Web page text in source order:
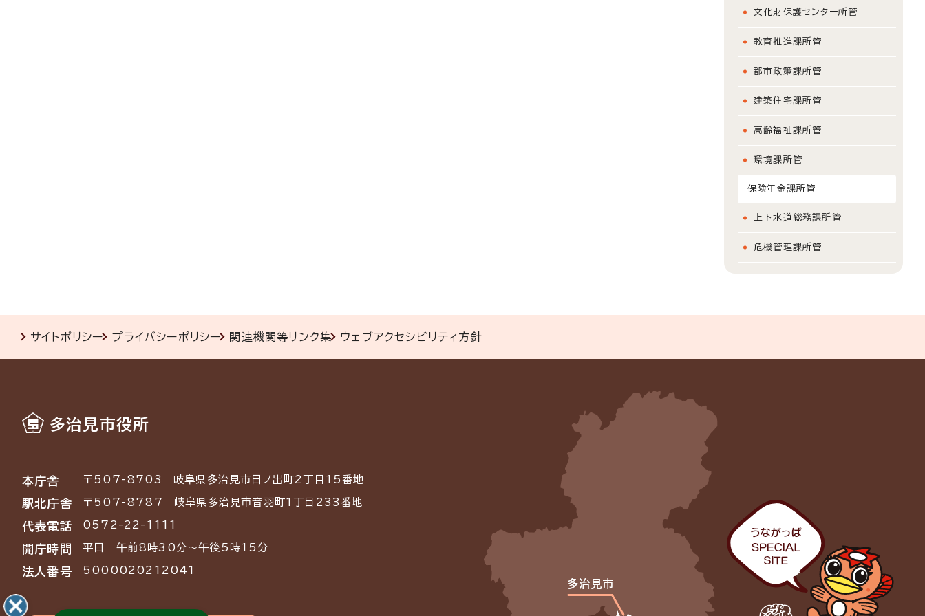
文化財保護センター所管
教育推進課所管
都市政策課所管
建築住宅課所管
高齢福祉課所管
環境課所管
保険年金課所管
上下水道総務課所管
危機管理課所管
サイトポリシー プライバシーポリシー 関連機関等リンク集 ウェブアクセシビリティ方針
多治見市役所
本庁舎 〒507-8703 岐阜県多治見市日ノ出町2丁目15番地
駅北庁舎 〒507-8787 岐阜県多治見市音羽町1丁目233番地
代表電話 0572-22-1111
開庁時間 平日 午前8時30分～午後5時15分
法人番号 5000020212041